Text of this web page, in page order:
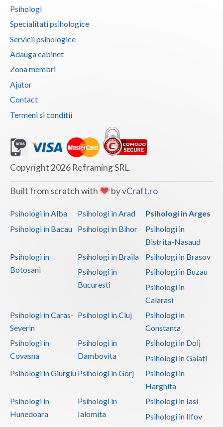
Psihologi
Specialitati psihologice
Servicii psihologice
Adauga cabinet
Zona membri
Ajutor
Contact
Termeni si conditii
Copyright 2026 Reframing SRL
Built from scratch with byvCraft.ro
Psihologi in Alba Psihologi in Arad
Psihologi in Arges
Psihologi in Bacau
Psihologi in Bihor
Psihologi in
Bistrita-Nasaud
Psihologi in
Botosani
Psihologi in Braila
Psihologi in Brasov
Psihologi in
Bucuresti
Psihologi in Buzau
Psihologi in
Calarasi
Psihologi in Caras-
Severin
Psihologi in Cluj
Psihologi in
Constanta
Psihologi in
Covasna
Psihologi in
Dambovita
Psihologi in Dolj
Psihologi in Galati
Psihologi in Giurgiu Psihologi in Gorj
Psihologi in
Harghita
Psihologi in
Hunedoara
Psihologi in
Ialomita
Psihologi in Iasi
Psihologi in Ilfov